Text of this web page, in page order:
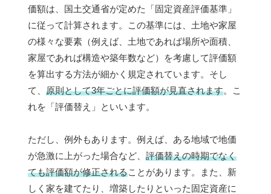
価額は、国土交通省が定めた「固定資産評価基準」
に従って計算されます。この基準には、土地や家屋
の様々な要素（例えば、土地であれば場所や面積、
家屋であれば構造や築年数など）を考慮して評価額
を算出する方法が細かく規定されています。そし
て、 原則として3年ごとに評価額が見直されます。こ
れを「評価替え」といいます。
ただし、例外もあります。例えば、ある地域で地価
が急激に上がった場合など、 評価替えの時期でなく
ても評価額が修正されることがあります。また、新
しく家を建てたり、増築したりといった固定資産に